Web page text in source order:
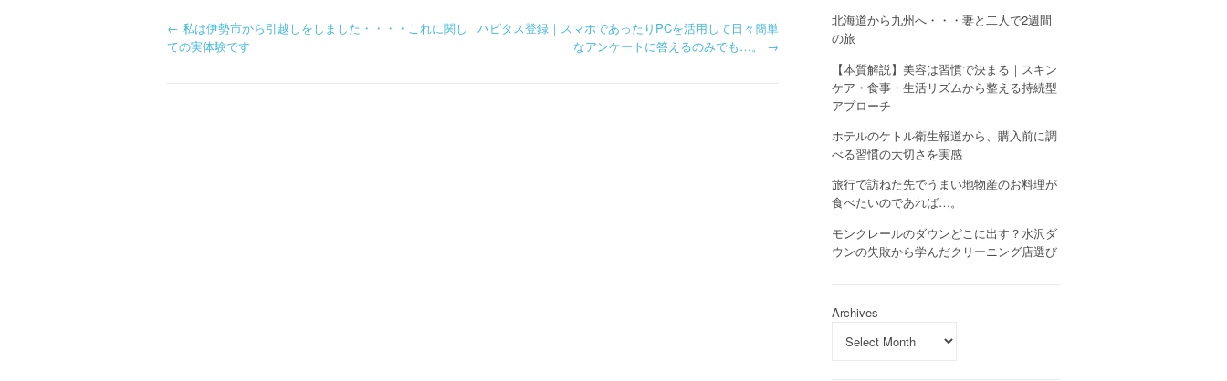
P
← 私は伊勢市から引越しをしました・・・・これに関し
ての実体験です
ハピタス登録｜スマホであったりPCを活用して日々簡単
なアンケートに答えるのみでも…。 →
北海道から九州へ・・・妻と二人で2週間
の旅
【本質解説】美容は習慣で決まる｜スキン
ケア・食事・生活リズムから整える持続型
アプローチ
ホテルのケトル衛生報道から、購入前に調
べる習慣の大切さを実感
旅行で訪ねた先でうまい地物産のお料理が
食べたいのであれば…。
モンクレールのダウンどこに出す？水沢ダ
ウンの失敗から学んだクリーニング店選び
Archives